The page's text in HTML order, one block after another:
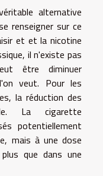
alternative
renseigner sur ce
et et la nicotine
il n'existe pas
être diminuer
veut. Pour les
la réduction des
La cigarette
potentiellement
mais à une dose
que dans une